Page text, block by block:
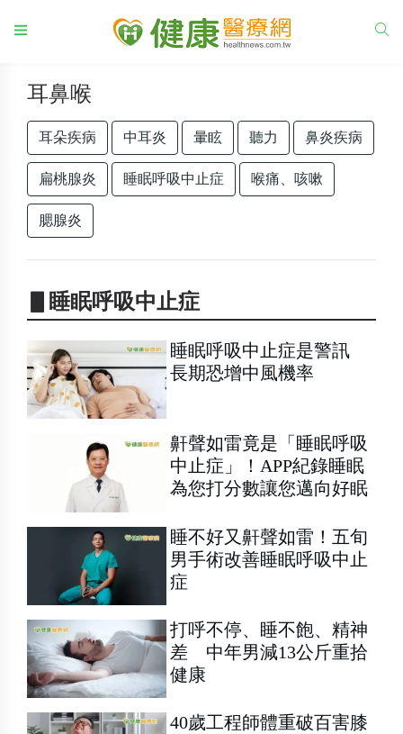
耳鼻喉
耳朵疾病 中耳炎 暈眩 聽力 鼻炎疾病
扁桃腺炎 睡眠呼吸中止症 喉痛、咳嗽
腮腺炎
▋睡眠呼吸中止症
睡眠呼吸中止症是警訊
長期恐增中風機率
鼾聲如雷竟是「睡眠呼吸
中止症」！APP紀錄睡眠
為您打分數讓您邁向好眠
睡不好又鼾聲如雷！五旬
男手術改善睡眠呼吸中止
症
打呼不停、睡不飽、精神
差 中年男減13公斤重拾
健康
40歲工程師體重破百害膝